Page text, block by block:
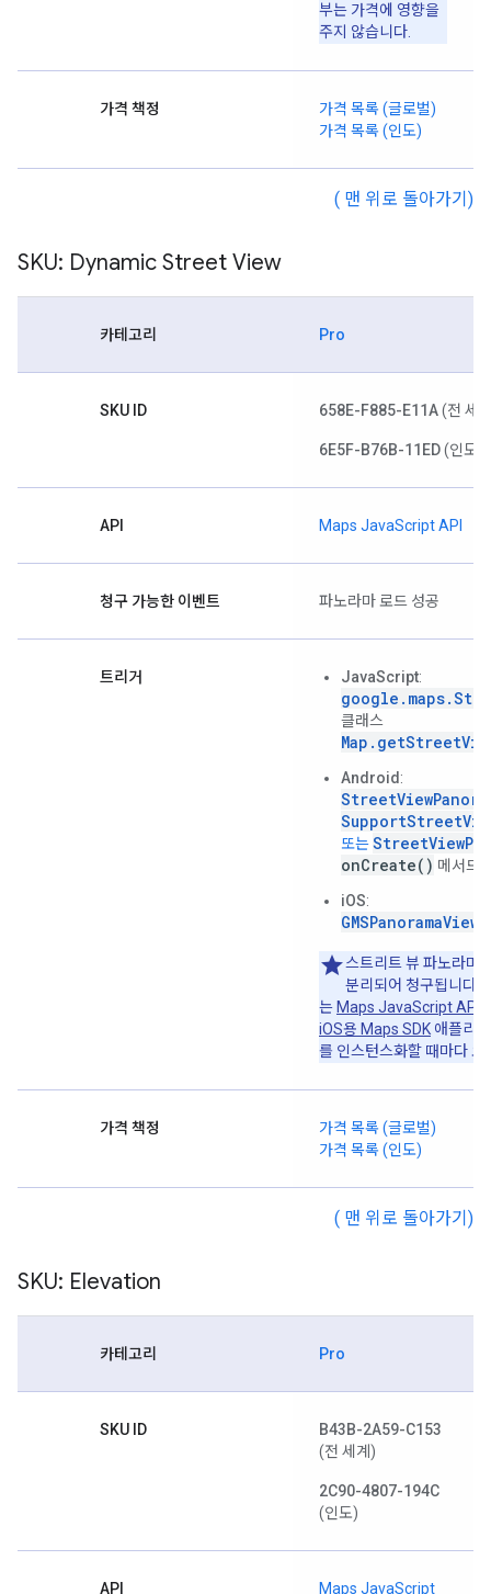
부는 가격에 영향을
주지 않습니다.
가격 책정
가격 목록 (글로벌)
가격 목록 (인도)
( 맨 위로 돌아가기)
SKU: Dynamic Street View
카테고리 Pro
SKU ID 658E-F885-E11A(전 세
6E5F-B76B-11ED(인도)
API Maps JavaScript API
청구 가능한 이벤트 파노라마 로드 성공
트리거 JavaScript:
클래스
Android :
또는
onCreate() 메서드
iOS:
GMSPanoramaView
스트리트 뷰 파노라마
분리되어 청구됩니다.
는 Maps JavaScript API
iOS용 Maps SDK 애플리
를 인스턴스화할 때마다 요
가격 책정
가격 목록 (글로벌)
가격 목록 (인도)
( 맨 위로 돌아가기)
SKU: Elevation
카테고리 Pro
SKU ID
B43B-2A59-C153
(전 세계)
2C90-4807-194C
(인도)
API Maps JavaScript